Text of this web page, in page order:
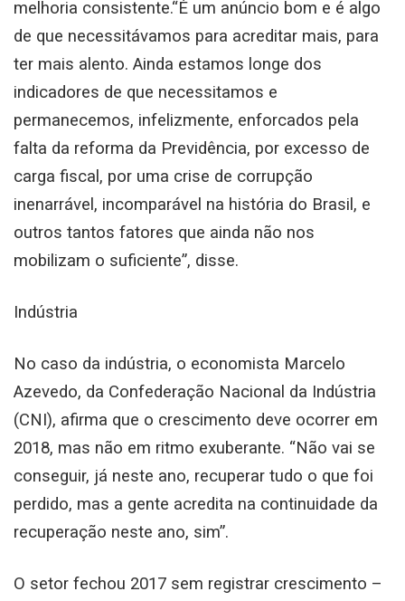
melhoria consistente.“É um anúncio bom e é algo
de que necessitávamos para acreditar mais, para
ter mais alento. Ainda estamos longe dos
indicadores de que necessitamos e
permanecemos, infelizmente, enforcados pela
falta da reforma da Previdência, por excesso de
carga fiscal, por uma crise de corrupção
inenarrável, incomparável na história do Brasil, e
outros tantos fatores que ainda não nos
mobilizam o suficiente”, disse.
Indústria
No caso da indústria, o economista Marcelo
Azevedo, da Confederação Nacional da Indústria
(CNI), afirma que o crescimento deve ocorrer em
2018, mas não em ritmo exuberante. “Não vai se
conseguir, já neste ano, recuperar tudo o que foi
perdido, mas a gente acredita na continuidade da
recuperação neste ano, sim”.
O setor fechou 2017 sem registrar crescimento –